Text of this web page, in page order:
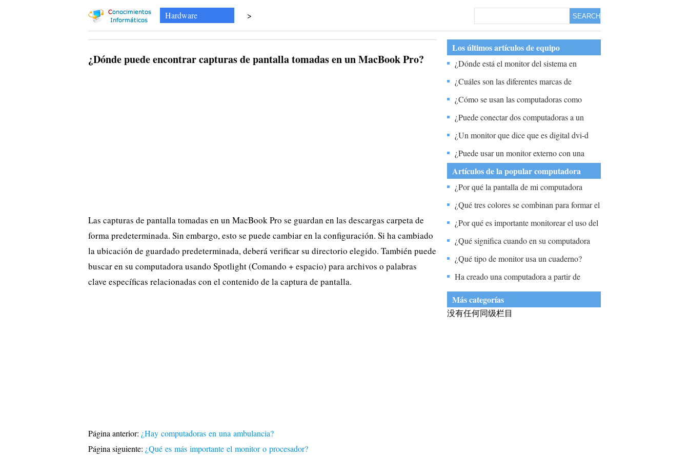
Hardware > SEARCH
¿Dónde puede encontrar capturas de pantalla tomadas en un MacBook Pro?
Las capturas de pantalla tomadas en un MacBook Pro se guardan en las descargas carpeta de
forma predeterminada. Sin embargo, esto se puede cambiar en la configuración. Si ha cambiado
la ubicación de guardado predeterminada, deberá verificar su directorio elegido. También puede
buscar en su computadora usando Spotlight (Comando + espacio) para archivos o palabras
clave específicas relacionadas con el contenido de la captura de pantalla.
Página anterior: ¿Hay computadoras en una ambulancia?
Página siguiente: ¿Qué es más importante el monitor o procesador?
Los últimos artículos de equipo
¿Dónde está el monitor del sistema en
Windows XP?
¿Cuáles son las diferentes marcas de
monitores?
¿Cómo se usan las computadoras como
artistas adicionales en conciertos en vivo?
¿Puede conectar dos computadoras a un
monitor y mantener el trabajo en línea con un
programa de red?
¿Un monitor que dice que es digital dvi-d
con hdcp y analógico d-sub vga de 15 pines
se puede ver como televisión? ¿Necesita
suscribirse a HD con su proveedor de cable?
¿Puede usar un monitor externo con una
pantalla de computadora portátil rota?
Artículos de la popular computadora
¿Por qué la pantalla de mi computadora
muestra todo grande?
¿Qué tres colores se combinan para formar el
blanco en la pantalla de una computadora?
¿Por qué es importante monitorear el uso del
sistema de información?
¿Qué significa cuando en su computadora
aparecen destellos de luz brillantes que
atraviesan la pantalla y luego se apaga?
¿Qué tipo de monitor usa un cuaderno?
Ha creado una computadora a partir de
componentes que todos los ventiladores
comienzan a girar y hay luces en la tarjeta
Más categorías
没有任何同级栏目